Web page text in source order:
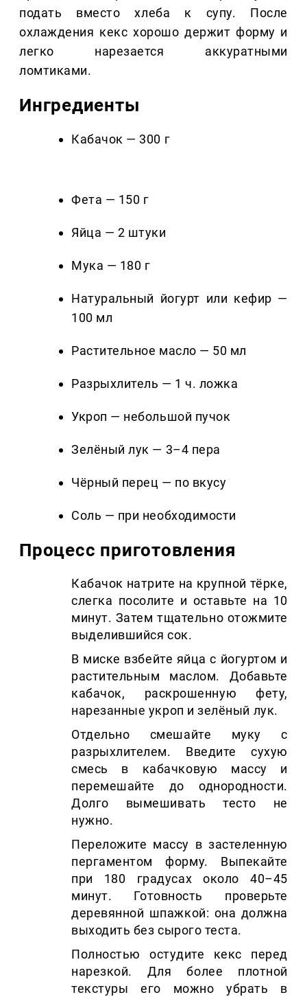
подать вместо хлеба к супу. После
охлаждения кекс хорошо держит форму и
легко нарезается аккуратными
ломтиками.
Ингредиенты
Кабачок — 300 г
Фета — 150 г
Яйца — 2 штуки
Мука — 180 г
Натуральный йогурт или кефир —
100 мл
Растительное масло — 50 мл
Разрыхлитель — 1 ч. ложка
Укроп — небольшой пучок
Зелёный лук — 3–4 пера
Чёрный перец — по вкусу
Соль — при необходимости
Процесс приготовления
Кабачок натрите на крупной тёрке,
слегка посолите и оставьте на 10
минут. Затем тщательно отожмите
выделившийся сок.
В миске взбейте яйца с йогуртом и
растительным маслом. Добавьте
кабачок, раскрошенную фету,
нарезанные укроп и зелёный лук.
Отдельно смешайте муку с
разрыхлителем. Введите сухую
смесь в кабачковую массу и
перемешайте до однородности.
Долго вымешивать тесто не
нужно.
Переложите массу в застеленную
пергаментом форму. Выпекайте
при 180 градусах около 40–45
минут. Готовность проверьте
деревянной шпажкой: она должна
выходить без сырого теста.
Полностью остудите кекс перед
нарезкой. Для более плотной
текстуры его можно убрать в